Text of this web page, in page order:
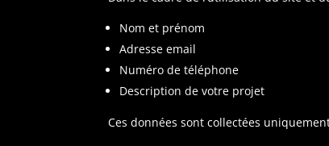
Nom et prénom
Adresse email
Numéro de téléphone
Description de votre projet
Ces données sont collectées